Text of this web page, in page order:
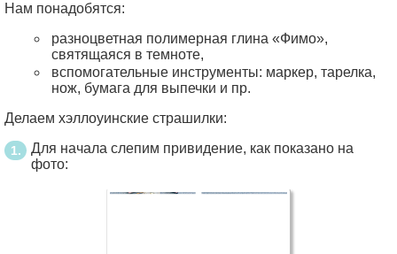
Нам понадобятся:
разноцветная полимерная глина «Фимо»,
святящаяся в темноте,
вспомогательные инструменты: маркер, тарелка,
нож, бумага для выпечки и пр.
Делаем хэллоуинские страшилки:
Для начала слепим привидение, как показано на
фото: